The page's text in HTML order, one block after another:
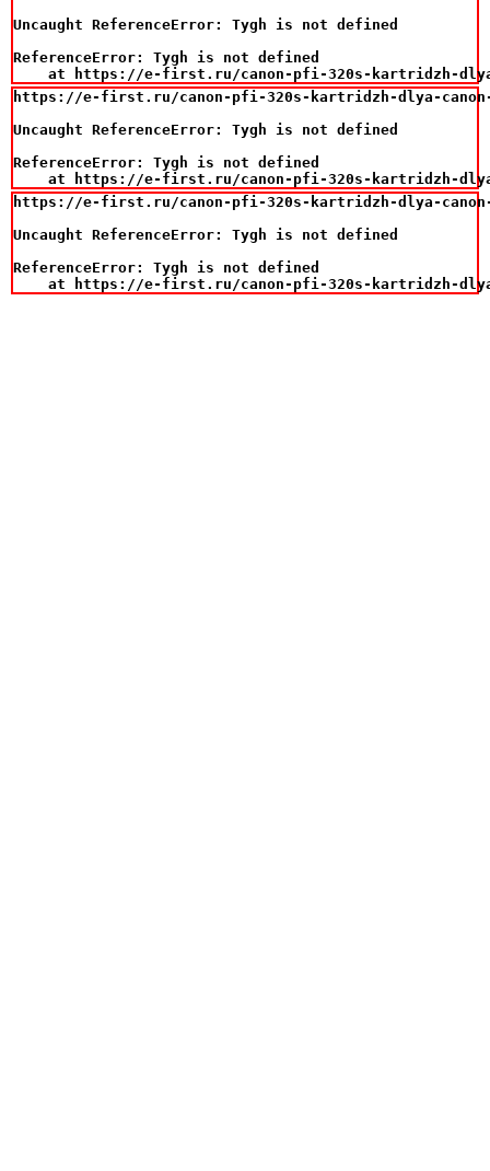
Uncaught ReferenceError: Tygh is not defined
ReferenceError: Tygh is not defined
at https://e-first.ru/canon-pfi-320s-kartridzh-
https://e-first.ru/canon-pfi-320s-kartridzh-dlya-canon-
Uncaught ReferenceError: Tygh is not defined
ReferenceError: Tygh is not defined
at https://e-first.ru/canon-pfi-320s-kartridzh-
https://e-first.ru/canon-pfi-320s-kartridzh-dlya-canon-
Uncaught ReferenceError: Tygh is not defined
ReferenceError: Tygh is not defined
at https://e-first.ru/canon-pfi-320s-kartridzh-